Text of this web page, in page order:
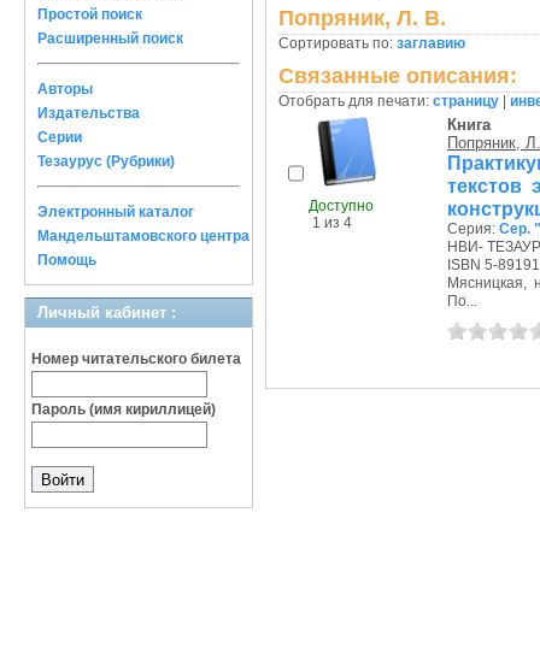
Простой поиск
Расширенный поиск
Авторы
Издательства
Серии
Тезаурус (Рубрики)
Электронный каталог
Мандельштамовского центра
Помощь
Личный кабинет :
Номер читательского билета
Пароль (имя кириллицей)
Попряник, Л. В.
Сортировать по: заглавию
Связанные описания:
Отобрать для печати: страницу
Доступно
1 из 4
Книга
Попряник,
текстов
Серия: Сер.
НВИ-
ISBN 5-
Мясницкая,
По...